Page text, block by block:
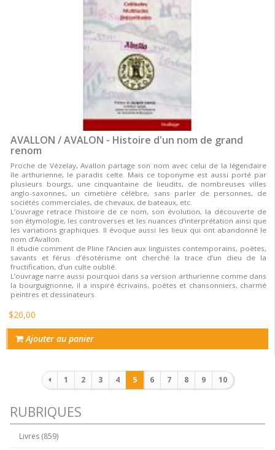
AVALLON / AVALON - Histoire d'un nom de grand
renom
Proche de Vézelay, Avallon partage son nom avec celui de la légendaire
île arthurienne, le paradis celte. Mais ce toponyme est aussi porté par
plusieurs bourgs, une cinquantaine de lieudits, de nombreuses villes
anglo-saxonnes, un cimetière célèbre, sans parler de personnes, de
sociétés commerciales, de chevaux, de bateaux, etc.
L’ouvrage retrace l’histoire de ce nom, son évolution, la découverte de
son étymologie, les controverses et les nuances d’interprétation ainsi que
les variations graphiques. Il évoque aussi les lieux qui ont abandonné le
nom d’Avallon.
Il étudie comment de Pline l’Ancien aux linguistes contemporains, poètes,
savants et férus d’ésotérisme ont cherché la trace d’un dieu de la
fructification, d’un culte oublié.
L’ouvrage narre aussi pourquoi dans sa version arthurienne comme dans
la bourguignonne, il a inspiré écrivains, poètes et chansonniers, charmé
peintres et dessinateurs.
$20,00
Ajouter au panier
Pagination
1 2 3 4 5 6 7 8 9 10
RUBRIQUES
Livres (859)